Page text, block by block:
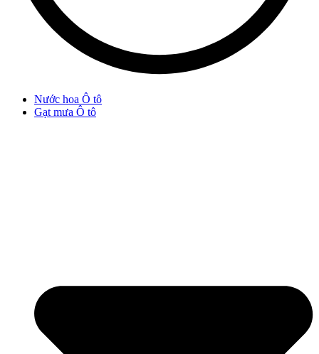
Nước hoa Ô tô
Gạt mưa Ô tô